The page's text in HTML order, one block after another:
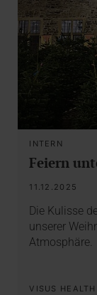
INTERN
Feiern
11.12.2025
Die Kulisse
unserer
Atmosphäre.
VISUS